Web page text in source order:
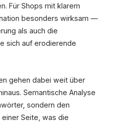
Für Shops mit klarem
besonders wirksam —
als auch die
sich auf erodierende
gehen dabei weit über
Semantische Analyse
sondern den
Seite, was die